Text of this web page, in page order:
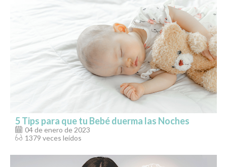
5 Tips para que tu Bebé duerma las Noches
04 de enero de 2023
1379 veces leídos